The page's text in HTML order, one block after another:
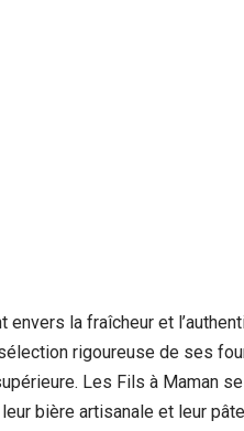
la fraîcheur et
rigoureuse de ses
Les Fils à Maman
bière artisanale et leur